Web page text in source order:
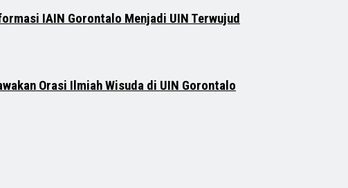
IAIN Gorontalo Menjadi UIN Terwujud
Orasi Ilmiah Wisuda di UIN Gorontalo